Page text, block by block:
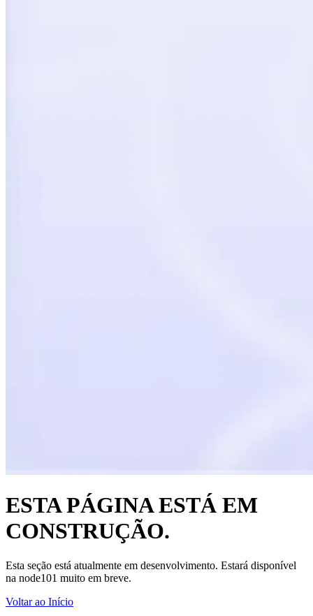
ESTA PÁGINA ESTÁ EM
CONSTRUÇÃO.
Esta seção está atualmente em desenvolvimento. Estará disponível
na node101 muito em breve.
Voltar ao Início